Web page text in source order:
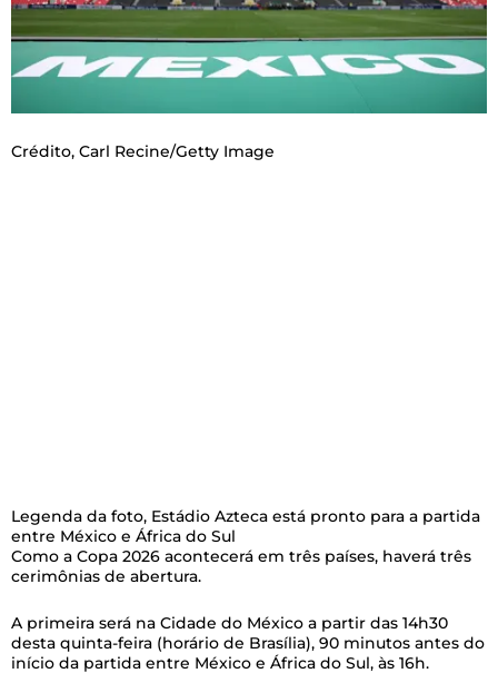
Crédito, Carl Recine/Getty Image
Legenda da foto, Estádio Azteca está pronto para a partida
entre México e África do Sul
Como a Copa 2026 acontecerá em três países, haverá três
cerimônias de abertura.
A primeira será na Cidade do México a partir das 14h30
desta quinta-feira (horário de Brasília), 90 minutos antes do
início da partida entre México e África do Sul, às 16h.